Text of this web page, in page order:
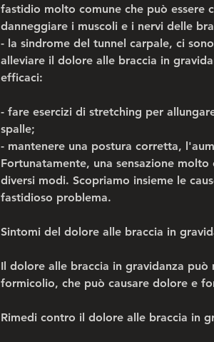
fastidio molto comune che può essere
danneggiare i muscoli e i nervi delle
- la sindrome del tunnel carpale, ci
alleviare il dolore alle braccia in
efficaci:
- fare esercizi di stretching per
spalle;
- mantenere una postura corretta,
Fortunatamente, una sensazione
diversi modi. Scopriamo insieme le
fastidioso problema.
Sintomi del dolore alle braccia in
Il dolore alle braccia in gravidanza può
formicolio, che può causare dolore e
Rimedi contro il dolore alle braccia in